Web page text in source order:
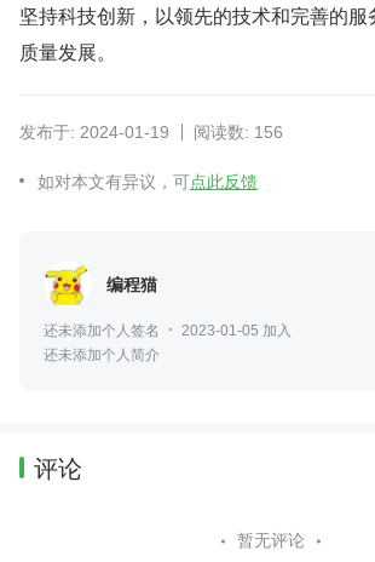
坚持科技创新，以领先的技术和完善的
质量发展。
发布于: 2024-01-19 阅读数: 156
如对本文有异议，可点此反馈
编程猫
还未添加个人签名
2023-01-05 加入
还未添加个人简介
评论
暂无评论